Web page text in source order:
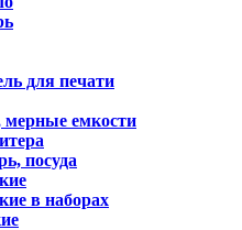
для печати
емкости
посуда
в наборах